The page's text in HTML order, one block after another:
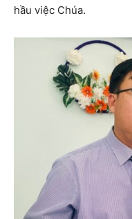
hầu việc Chúa.